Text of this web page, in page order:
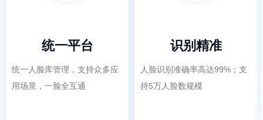
统一平台
统一人脸库管理，支持众多应
用场景，一脸全互通
识别精准
人脸识别准确率高达99%；支
持5万人脸数规模